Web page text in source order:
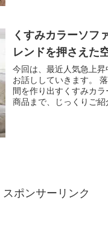
くすみカラーソフ
レンドを押さえた
今回は、最近人気急上
お話ししていきます。
間を作り出すくすみカ
商品まで、じっくりご
スポンサーリンク